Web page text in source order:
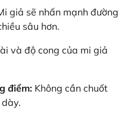
giả sẽ nhấn mạnh đường
sâu hơn.
và độ cong của mi giả
điểm: Không cần chuốt